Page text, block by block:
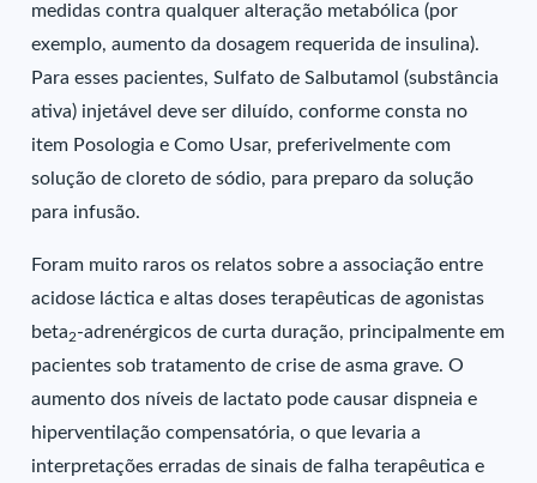
medidas contra qualquer alteração metabólica (por
exemplo, aumento da dosagem requerida de insulina).
Para esses pacientes, Sulfato de Salbutamol (substância
ativa) injetável deve ser diluído, conforme consta no
item Posologia e Como Usar, preferivelmente com
solução de cloreto de sódio, para preparo da solução
para infusão.
Foram muito raros os relatos sobre a associação entre
acidose láctica e altas doses terapêuticas de agonistas
beta2-adrenérgicos de curta duração, principalmente em
pacientes sob tratamento de crise de asma grave. O
aumento dos níveis de lactato pode causar dispneia e
hiperventilação compensatória, o que levaria a
interpretações erradas de sinais de falha terapêutica e